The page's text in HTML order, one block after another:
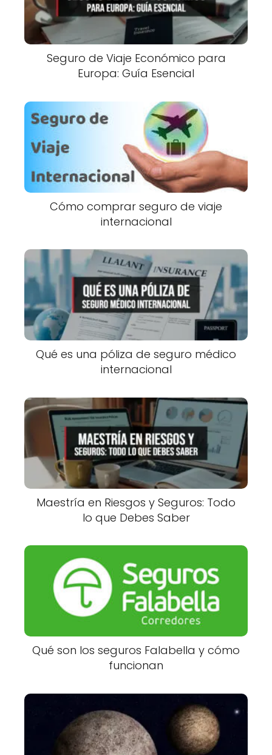
Seguro de Viaje Económico para
Europa: Guía Esencial
Cómo comprar seguro de viaje
internacional
Qué es una póliza de seguro médico
internacional
Maestría en Riesgos y Seguros: Todo
lo que Debes Saber
Qué son los seguros Falabella y cómo
funcionan